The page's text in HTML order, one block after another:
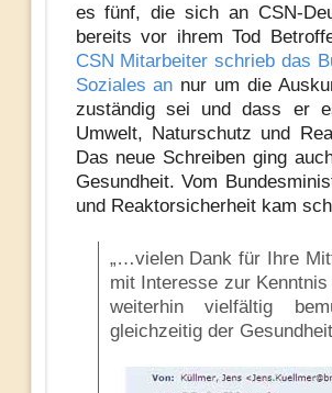
es fünf, die sich an CSN-
bereits vor ihrem Tod
CSN Mitarbeiter schrieb das
Soziales an nur um die
zuständig sei und dass er
Umwelt, Naturschutz und
Das neue Schreiben ging
Gesundheit. Vom
und Reaktorsicherheit kam
„…vielen Dank für Ihre
mit Interesse zur
weiterhin vielfältig
gleichzeitig der